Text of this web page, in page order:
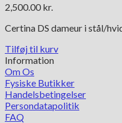
2,500.00 kr.
Certina DS dameur i stål/
Tilføj til kurv
Information
Om Os
Fysiske Butikker
Handelsbetingelser
Persondatapolitik
FAQ